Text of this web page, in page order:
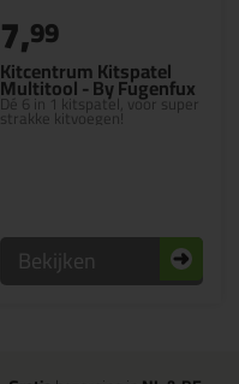
Kitcentrum Kitspatel
Multitool - By Fugenfux
Dé 6 in 1 kitspatel, voor super
strakke kitvoegen!
7,99
Bekijken